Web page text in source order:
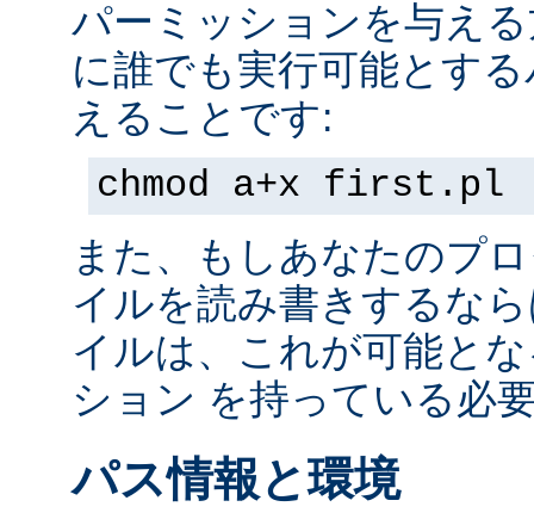
パーミッションを与え
に誰でも実行可能とす
えることです:
chmod a+x first.pl
また、もしあなたのプ
イルを読み書きするな
イルは、これが可能と
ション を持っている必
パス情報と環境